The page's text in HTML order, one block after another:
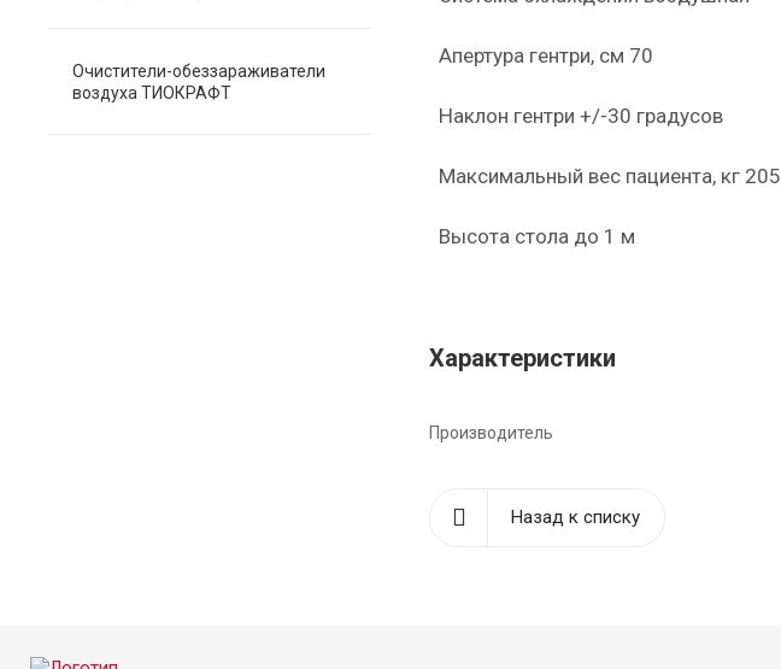
Апертура гентри, см 70
Наклон гентри +/-30 градусов
Максимальный вес пациента, кг 205
Высота стола до 1 м
Характеристики
Производитель
Назад к списку
Очистители-обеззараживатели
воздуха ТИОКРАФТ